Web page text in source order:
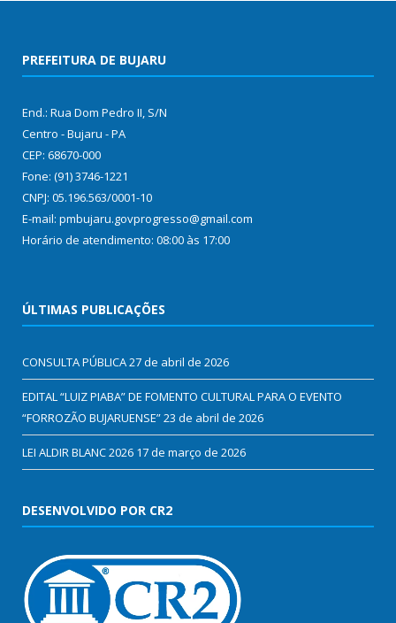
PREFEITURA DE BUJARU
End.: Rua Dom Pedro II, S/N
Centro - Bujaru - PA
CEP: 68670-000
Fone: (91) 3746-1221
CNPJ: 05.196.563/0001-10
E-mail: pmbujaru.govprogresso@gmail.com
Horário de atendimento: 08:00 às 17:00
ÚLTIMAS PUBLICAÇÕES
CONSULTA PÚBLICA27 de abril de 2026
EDITAL “LUIZ PIABA” DE FOMENTO CULTURAL PARA O EVENTO
“FORROZÃO BUJARUENSE”23 de abril de 2026
LEI ALDIR BLANC 2026 17 de março de 2026
DESENVOLVIDO POR CR2